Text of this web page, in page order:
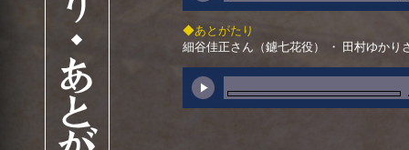
◆あとがたり
細谷佳正さん（鑢七花役） ・ 田村ゆか